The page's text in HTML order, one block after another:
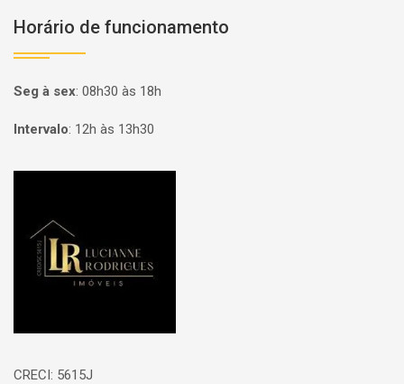
Horário de funcionamento
Seg à sex: 08h30 às 18h
Intervalo: 12h às 13h30
CRECI: 5615J